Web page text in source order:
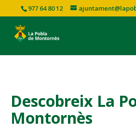
977 64 80 12
Descobreix La
Montornès